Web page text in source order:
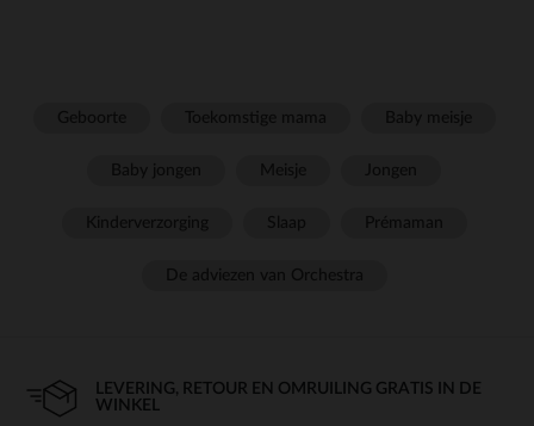
LEVERING, RETOUR EN OMRUILING GRATIS IN DE
WINKEL